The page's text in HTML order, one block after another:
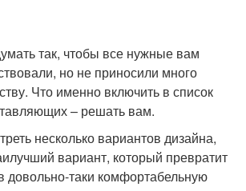
так, чтобы все нужные вам
но не приносили много
Что именно включить в список
– решать вам.
несколько вариантов дизайна,
вариант, который превратит
довольно-таки комфортабельную